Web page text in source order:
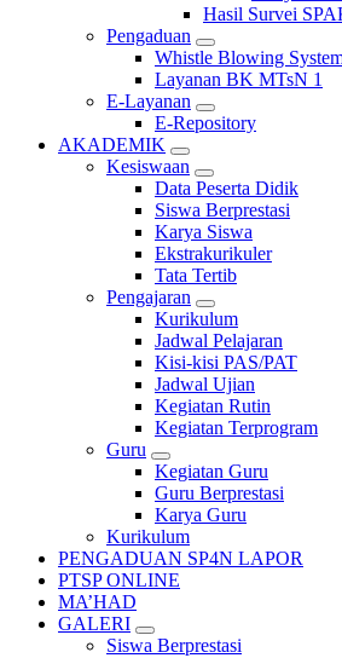
Hasil Survei
Pengaduan
Whistle Blowing
Layanan BK MTsN 1
E-Layanan
E-Repository
AKADEMIK
Kesiswaan
Data Peserta Didik
Siswa Berprestasi
Karya Siswa
Ekstrakurikuler
Tata Tertib
Pengajaran
Kurikulum
Jadwal Pelajaran
Kisi-kisi PAS/PAT
Jadwal Ujian
Kegiatan Rutin
Kegiatan Terprogram
Guru
Kegiatan Guru
Guru Berprestasi
Karya Guru
Kurikulum
PENGADUAN SP4N LAPOR
PTSP ONLINE
MA’HAD
GALERI
Siswa Berprestasi